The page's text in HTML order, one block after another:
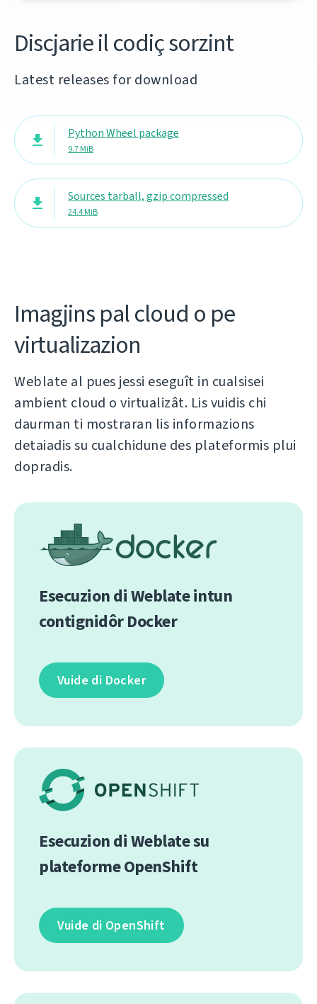
Discjarie il codiç sorzint
Latest releases for download
Python Wheel package
9.7 MiB
Sources tarball, gzip compressed
24.4 MiB
Imagjins pal cloud o pe
virtualizazion
Weblate al pues jessi eseguît in cualsisei
ambient cloud o virtualizât. Lis vuidis chi
daurman ti mostraran lis informazions
detaiadis su cualchidune des plateformis plui
dopradis.
Esecuzion di Weblate intun
contignidôr Docker
Vuide di Docker
Esecuzion di Weblate su
plateforme OpenShift
Vuide di OpenShift